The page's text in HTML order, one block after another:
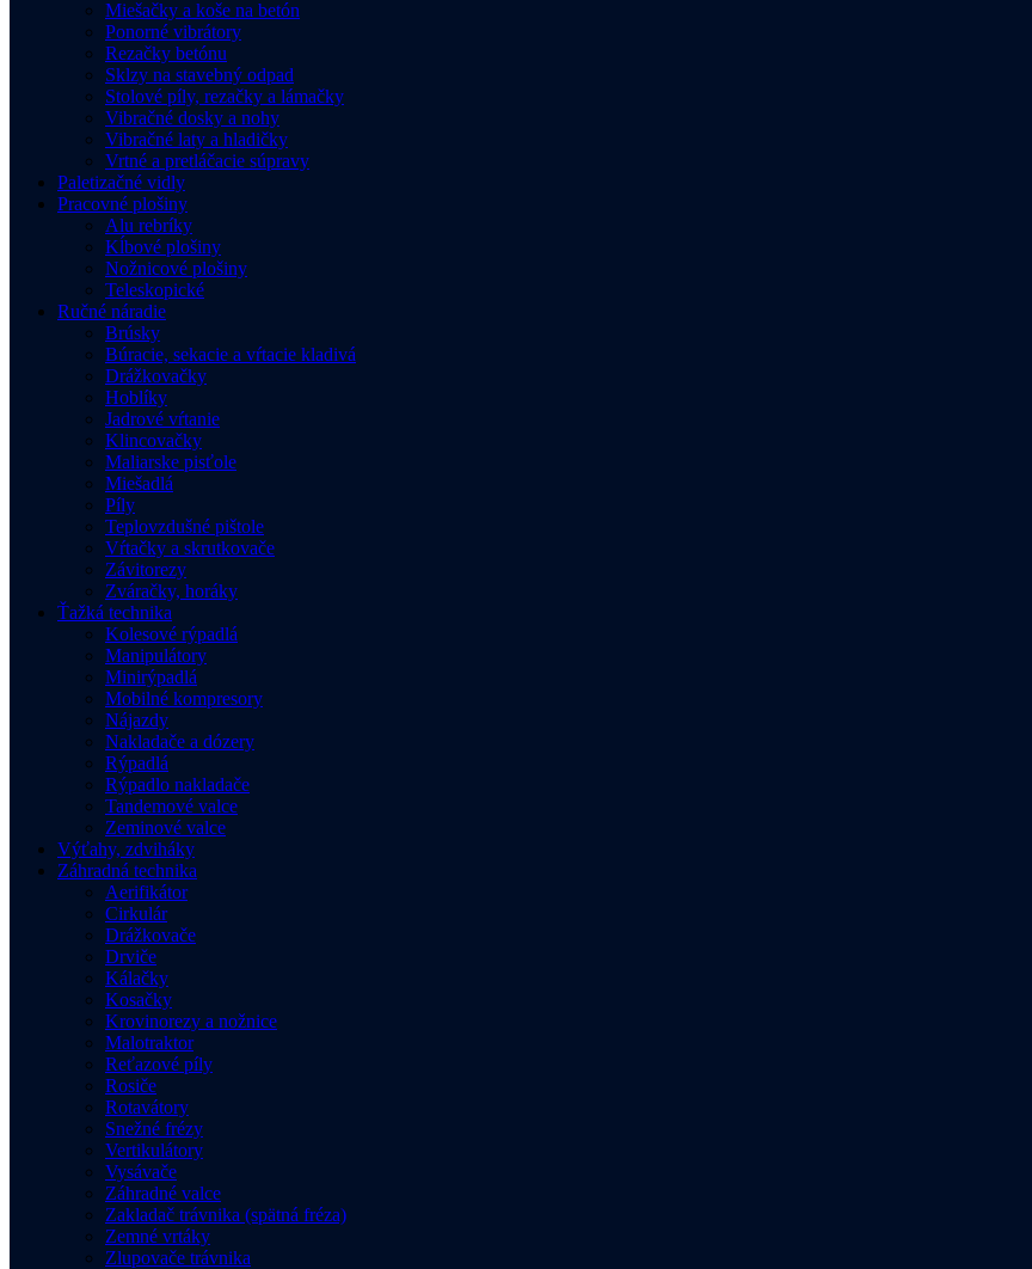
Miešačky a koše na betón
Ponorné vibrátory
Rezačky betónu
Sklzy na stavebný odpad
Stolové píly, rezačky a lámačky
Vibračné dosky a nohy
Vibračné laty a hladičky
Vrtné a pretláčacie súpravy
Paletizačné vidly
Pracovné plošiny
Alu rebríky
Kĺbové plošiny
Nožnicové plošiny
Teleskopické
Ručné náradie
Brúsky
Búracie, sekacie a vŕtacie kladivá
Drážkovačky
Hoblíky
Jadrové vŕtanie
Klincovačky
Maliarske pisťole
Miešadlá
Píly
Teplovzdušné pištole
Vŕtačky a skrutkovače
Závitorezy
Zváračky, horáky
Ťažká technika
Kolesové rýpadlá
Manipulátory
Minirýpadlá
Mobilné kompresory
Nájazdy
Nakladače a dózery
Rýpadlá
Rýpadlo nakladače
Tandemové valce
Zeminové valce
Výťahy, zdviháky
Záhradná technika
Aerifikátor
Cirkulár
Drážkovače
Drviče
Kálačky
Kosačky
Krovinorezy a nožnice
Malotraktor
Reťazové píly
Rosiče
Rotavátory
Snežné frézy
Vertikulátory
Vysávače
Záhradné valce
Zakladač trávnika (spätná fréza)
Zemné vrtáky
Zlupovače trávnika